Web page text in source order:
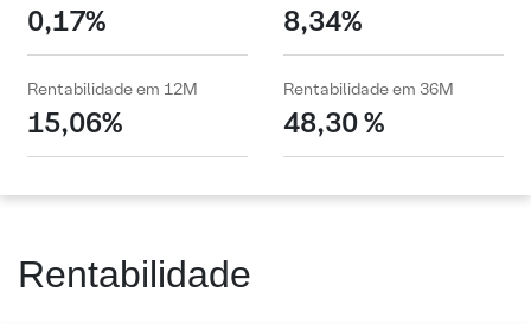
0,17% 8,34%
Rentabilidade em 12M
15,06%
Rentabilidade em 36M
48,30 %
Rentabilidade